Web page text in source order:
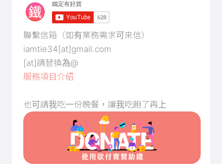
聯繫信箱（如有業務需求可來信）
iamtie34[at]gmail.com
[at]請替換為@
服務項目介紹
也可請我吃一份晚餐，讓我吃飽了再上